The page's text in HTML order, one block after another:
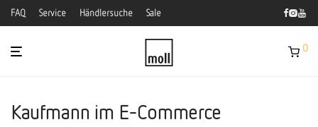
FAQ Service Händlersuche Sale
0
Kaufmann im E-Commerce